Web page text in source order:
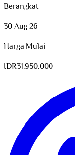
Berangkat
30 Aug 26
Harga Mulai
IDR31.950.000